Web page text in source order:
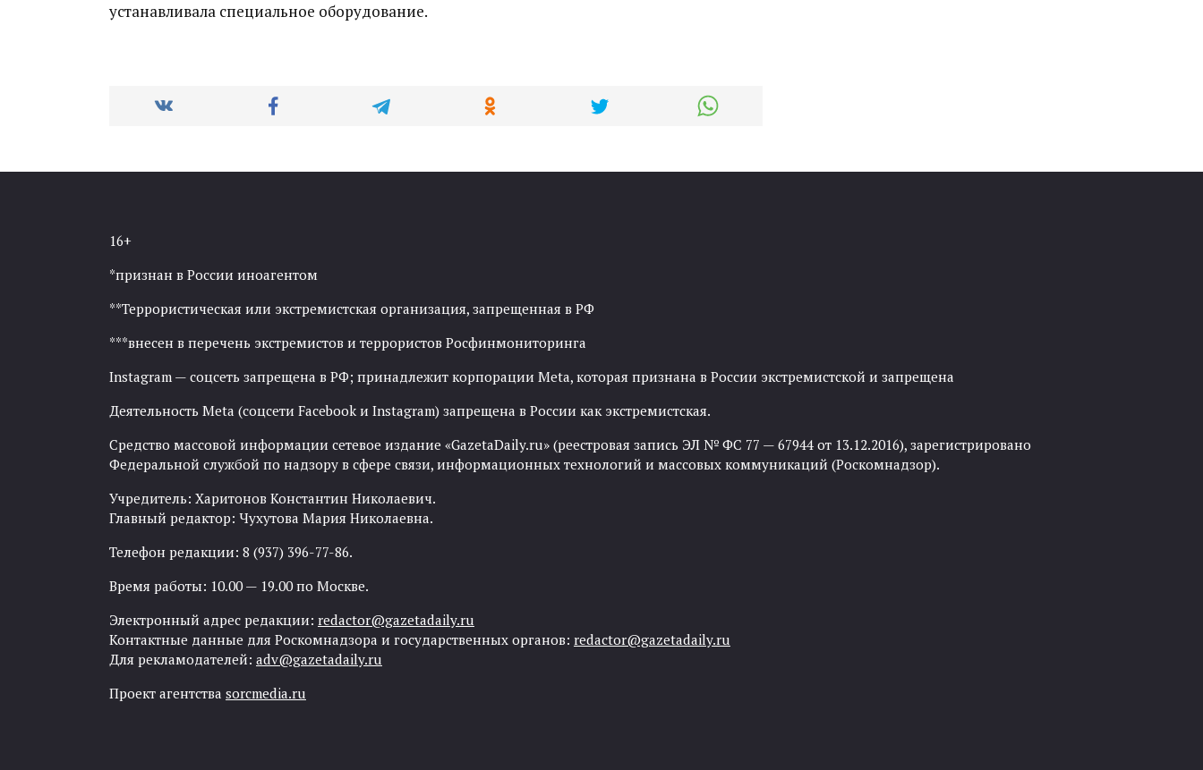
устанавливала специальное оборудование.
16+
*признан в России иноагентом
**Террористическая или экстремистская организация, запрещенная в РФ
***внесен в перечень экстремистов и террористов Росфинмониторинга
Instagram — соцсеть запрещена в РФ; принадлежит корпорации Meta, которая признана в России экстремистской и запрещена
Деятельность Meta (соцсети Facebook и Instagram) запрещена в России как экстремистская.
Средство массовой информации сетевое издание «GazetaDaily.ru» (реестровая запись ЭЛ № ФС 77 — 67944 от 13.12.2016), зарегистрировано
Федеральной службой по надзору в сфере связи, информационных технологий и массовых коммуникаций (Роскомнадзор).
Учредитель: Харитонов Константин Николаевич.
Главный редактор: Чухутова Мария Николаевна.
Телефон редакции: 8 (937) 396-77-86.
Время работы: 10.00 — 19.00 по Москве.
Электронный адрес редакции: redactor@gazetadaily.ru
Контактные данные для Роскомнадзора и государственных органов: redactor@gazetadaily.ru
Для рекламодателей: adv@gazetadaily.ru
Проект агентства sorcmedia.ru